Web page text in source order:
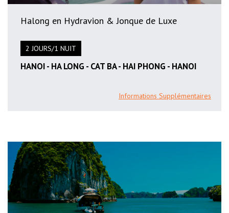
Halong en Hydravion & Jonque de Luxe
2 JOURS/1 NUIT
HANOI - HA LONG - CAT BA - HAI PHONG - HANOI
Informations Supplémentaires